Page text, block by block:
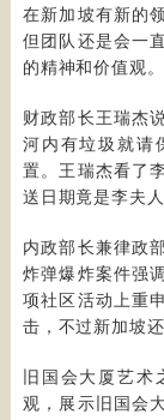
在新加坡有新的
但团队还是会一
的精神和价值观。
财政部长王瑞杰
河内有垃圾就请
置。王瑞杰看了
送日期竟是李夫人
内政部长兼律政
炸弹爆炸案件强
项社区活动上重
击，不过新加坡
旧国会大厦艺
观，展示旧国会